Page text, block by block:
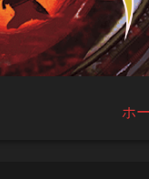
ホ